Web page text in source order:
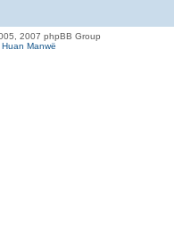
2007 phpBB Group
Huan Manwë